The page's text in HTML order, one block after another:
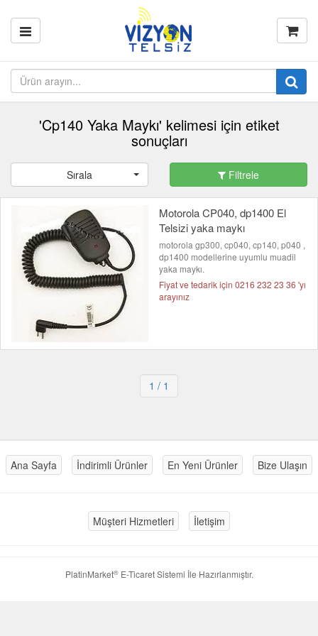
'Cp140 Yaka Maykı' kelimesi için etiket
sonuçları
Sırala Filtrele
Motorola CP040, dp1400 El
Telsizi yaka maykı
motorola gp300, cp040, cp140, p040 ,
dp1400 modellerine uyumlu muadil
yaka maykı.
Fiyat ve tedarik için 0216 232 23 36 'yı
arayınız
1 / 1
Ana Sayfa İndirimli Ürünler En Yeni Ürünler Bize Ulaşın
Müşteri Hizmetleri İletişim
PlatinMarket®E-Ticaret Sistemi İle Hazırlanmıştır.